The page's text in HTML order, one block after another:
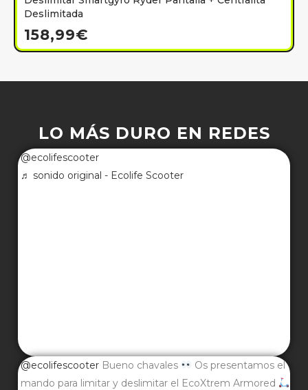
Deslimitada
158,99€
LO MÁS DURO EN REDES
@ecolifescooter
♬ sonido original - Ecolife Scooter
@ecolifescooter Bueno chavales
Os presentamos el
mando para limitar y deslimitar el EcoXtrem Armored